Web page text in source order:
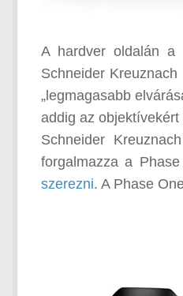
A hardver oldalán a
Schneider
„legmagasabb
addig az
Schneider
forgalmazza a
szerezni. A Phase